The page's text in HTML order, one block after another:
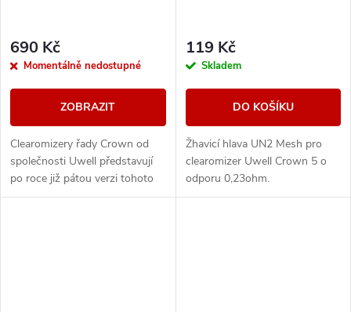
690 Kč
Momentálně nedostupné
ZOBRAZIT
Clearomizery řady Crown od
společnosti Uwell představují
po roce již pátou verzi tohoto
oblíbeného sub-ohmového
119 Kč
Skladem
DO KOŠÍKU
Žhavicí hlava UN2 Mesh pro
clearomizer Uwell Crown 5 o
odporu 0,23ohm.